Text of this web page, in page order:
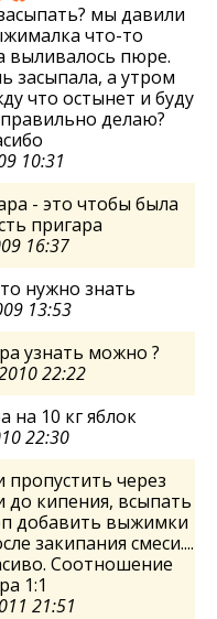
мы давили
что-то
выливалось пюре.
засыпала, а утром
что остынет и буду
делаю?
10:31
- это чтобы была
пригара
16:37
нужно знать
13:53
узнать можно ?
22:22
на 10 кг яблок
22:30
через
до кипения, всыпать
добавить выжимки
закипания смеси....
Соотношение
1:1
21:51